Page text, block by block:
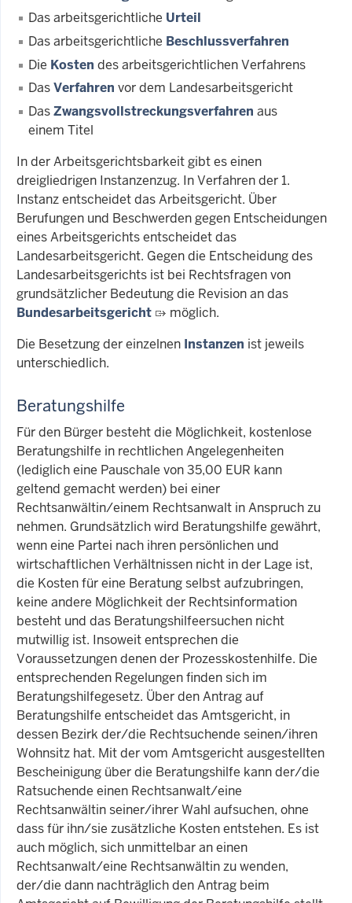
Das arbeitsgerichtliche Urteil
Das arbeitsgerichtliche Beschlussverfahren
Die Kosten des arbeitsgerichtlichen Verfahrens
DasVerfahren vor dem Landesarbeitsgericht
DasZwangsvollstreckungsverfahren aus
einem Titel
In der Arbeitsgerichtsbarkeit gibt es einen
dreigliedrigen Instanzenzug. In Verfahren der 1.
Instanz entscheidet das Arbeitsgericht. Über
Berufungen und Beschwerden gegen Entscheidungen
eines Arbeitsgerichts entscheidet das
Landesarbeitsgericht. Gegen die Entscheidung des
Landesarbeitsgerichts ist bei Rechtsfragen von
grundsätzlicher Bedeutung die Revision an das
Bundesarbeitsgericht
möglich.
Die Besetzung der einzelnen Instanzen ist jeweils
unterschiedlich.
Beratungshilfe
Für den Bürger besteht die Möglichkeit, kostenlose
Beratungshilfe in rechtlichen Angelegenheiten
(lediglich eine Pauschale von 35,00 EUR kann
geltend gemacht werden) bei einer
Rechtsanwältin/einem Rechtsanwalt in Anspruch zu
nehmen. Grundsätzlich wird Beratungshilfe gewährt,
wenn eine Partei nach ihren persönlichen und
wirtschaftlichen Verhältnissen nicht in der Lage ist,
die Kosten für eine Beratung selbst aufzubringen,
keine andere Möglichkeit der Rechtsinformation
besteht und das Beratungshilfeersuchen nicht
mutwillig ist. Insoweit entsprechen die
Voraussetzungen denen der Prozesskostenhilfe. Die
entsprechenden Regelungen finden sich im
Beratungshilfegesetz. Über den Antrag auf
Beratungshilfe entscheidet das Amtsgericht, in
dessen Bezirk der/die Rechtsuchende seinen/ihren
Wohnsitz hat. Mit der vom Amtsgericht ausgestellten
Bescheinigung über die Beratungshilfe kann der/die
Ratsuchende einen Rechtsanwalt/eine
Rechtsanwältin seiner/ihrer Wahl aufsuchen, ohne
dass für ihn/sie zusätzliche Kosten entstehen. Es ist
auch möglich, sich unmittelbar an einen
Rechtsanwalt/eine Rechtsanwältin zu wenden,
der/die dann nachträglich den Antrag beim